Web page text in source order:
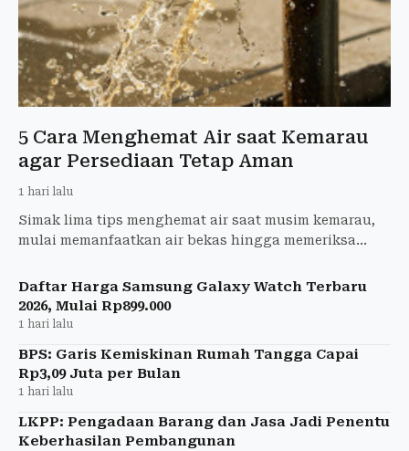
5 Cara Menghemat Air saat Kemarau
agar Persediaan Tetap Aman
1 hari lalu
Simak lima tips menghemat air saat musim kemarau,
mulai memanfaatkan air bekas hingga memeriksa
Daftar Harga Samsung Galaxy Watch Terbaru
2026, Mulai Rp899.000
1 hari lalu
BPS: Garis Kemiskinan Rumah Tangga Capai
Rp3,09 Juta per Bulan
1 hari lalu
LKPP: Pengadaan Barang dan Jasa Jadi Penentu
Keberhasilan Pembangunan